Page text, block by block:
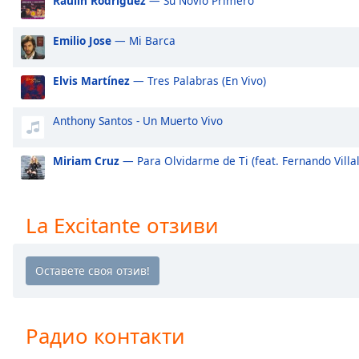
Audio
Track
Picture-
in-
Picture
Fullscreen
modal
window.
Beginning
dialog
window.
Escape
Emilio Jose — Mi Barca
Elvis Martínez — Tres Palabras (En Vivo)
Anthony Santos - Un Muerto Vivo
Miriam Cruz — Para Olvidarme de Ti (feat. Fernando
La Excitante отзиви
Радио контакти